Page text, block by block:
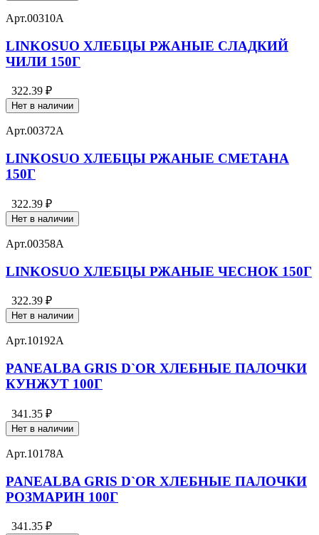
Арт.00310А
LINKOSUO ХЛЕБЦЫ РЖАНЫЕ СЛАДКИЙ
ЧИЛИ 150Г
322.39 ₽
Нет в наличии
Арт.00372А
LINKOSUO ХЛЕБЦЫ РЖАНЫЕ СМЕТАНА
150Г
322.39 ₽
Нет в наличии
Арт.00358А
LINKOSUO ХЛЕБЦЫ РЖАНЫЕ ЧЕСНОК 150Г
322.39 ₽
Нет в наличии
Арт.10192А
PANEALBA GRIS D`OR ХЛЕБНЫЕ ПАЛОЧКИ
КУНЖУТ 100Г
341.35 ₽
Нет в наличии
Арт.10178А
PANEALBA GRIS D`OR ХЛЕБНЫЕ ПАЛОЧКИ
РОЗМАРИН 100Г
341.35 ₽